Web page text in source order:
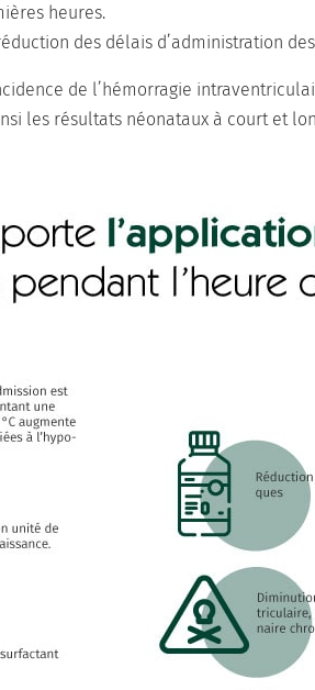
heures.
des délais d’administration
de l’hémorragie
les résultats néonataux à court et